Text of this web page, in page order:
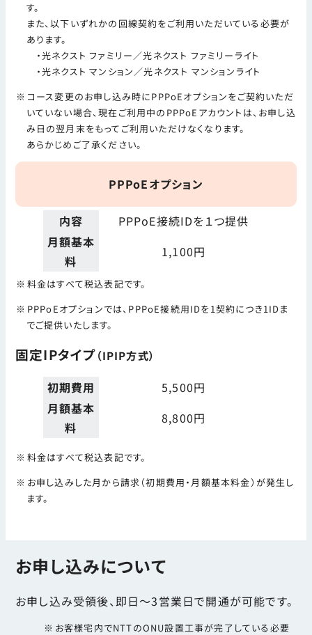
す。
また、以下いずれかの回線契約をご利用いただいている必要が
あります。
・光ネクスト ファミリー／光ネクスト ファミリーライト
・光ネクスト マンション／光ネクスト マンションライト
コース変更のお申し込み時にPPPoEオプションをご契約いただ
いていない場合、現在ご利用中のPPPoEアカウントは、お申し込
み日の翌月末をもってご利用いただけなくなります。
あらかじめご了承ください。
PPPoEオプション
内容
PPPoE接続IDを１つ提供
月額基本
料
1,100円
料金はすべて税込表記です。
PPPoEオプションでは、PPPoE接続用IDを1契約につき1IDま
でご提供いたします。
固定IPタイプ（IPIP方式）
初期費用
5,500円
月額基本
料
8,800円
料金はすべて税込表記です。
お申し込みした月から請求（初期費用・月額基本料金）が発生し
ます。
お申し込みについて
お申し込み受領後、即日～3営業日で開通が可能です。
お客様宅内でNTTのONU設置工事が完了している必要